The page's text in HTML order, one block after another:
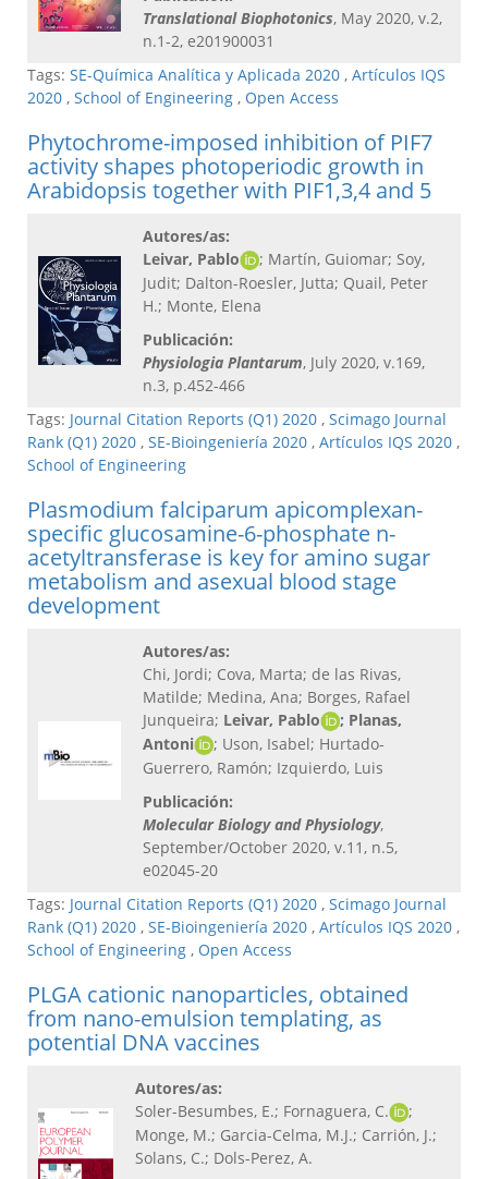
Translational Biophotonics, May 2020, v.2,
n.1-2, e201900031
Tags: SE-Química Analítica y Aplicada 2020 , Artículos IQS
2020 , School of Engineering , Open Access
Phytochrome-imposed inhibition of PIF7
activity shapes photoperiodic growth in
Arabidopsis together with PIF1,3,4 and 5
Autores/as:
Leivar, Pablo
; Martín, Guiomar; Soy,
Judit; Dalton-Roesler, Jutta; Quail, Peter
H.; Monte, Elena
Publicación:
Physiologia Plantarum, July 2020, v.169,
n.3, p.452-466
Tags: Journal Citation Reports (Q1) 2020 , Scimago Journal
Rank (Q1) 2020 , SE-Bioingeniería 2020 , Artículos IQS 2020 ,
School of Engineering
Plasmodium falciparum apicomplexan-
specific glucosamine-6-phosphate n-
acetyltransferase is key for amino sugar
metabolism and asexual blood stage
development
Autores/as:
Chi, Jordi; Cova, Marta; de las Rivas,
Matilde; Medina, Ana; Borges, Rafael
Junqueira; Leivar, Pablo
; Planas,
Antoni
; Uson, Isabel; Hurtado-
Guerrero, Ramón; Izquierdo, Luis
Publicación:
Molecular Biology and Physiology,
September/October 2020, v.11, n.5,
e02045-20
Tags: Journal Citation Reports (Q1) 2020 , Scimago Journal
Rank (Q1) 2020 , SE-Bioingeniería 2020 , Artículos IQS 2020 ,
School of Engineering , Open Access
PLGA cationic nanoparticles, obtained
from nano-emulsion templating, as
potential DNA vaccines
Autores/as:
Soler-Besumbes, E.; Fornaguera, C.
;
Monge, M.; Garcia-Celma, M.J.; Carrión, J.;
Solans, C.; Dols-Perez, A.